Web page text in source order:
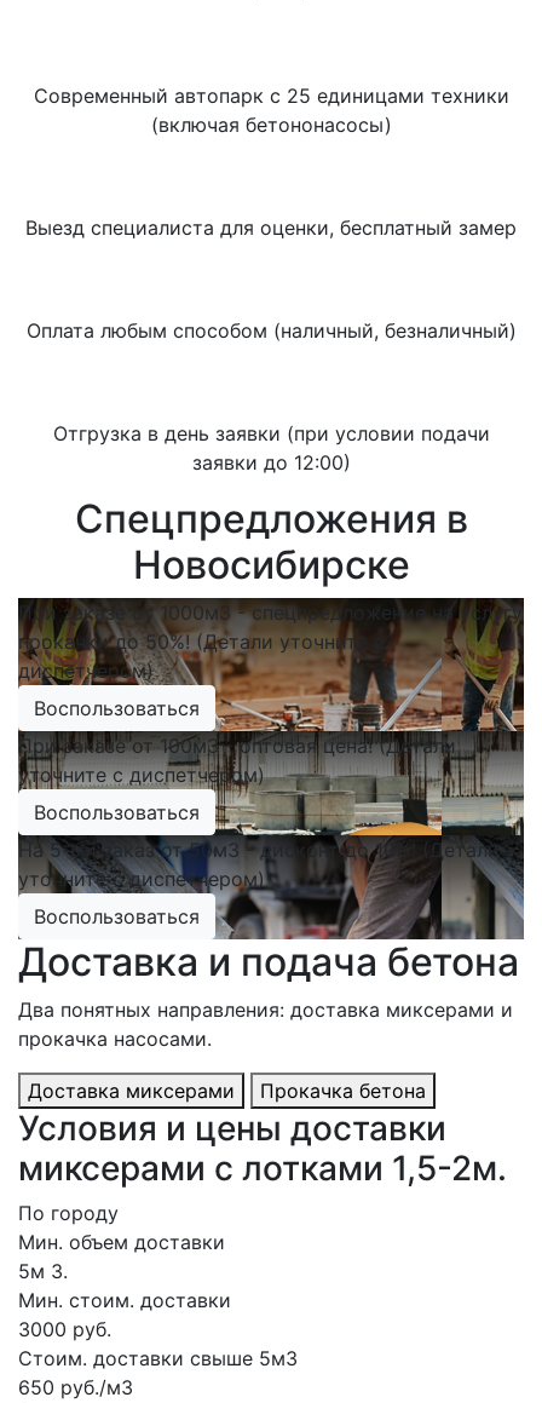
Современный автопарк с 25 единицами техники
(включая бетононасосы)
Выезд специалиста для оценки, бесплатный замер
Оплата любым способом (наличный, безналичный)
Отгрузка в день заявки (при условии подачи
заявки до 12:00)
Спецпредложения в
Новосибирске
При заказе от 1000м3 - спецпредложение на услугу
прокачки до 50%! (Детали уточните с
диспетчером)
Воспользоваться
При заказе от 100м3 - оптовая цена! (Детали
уточните с диспетчером)
Воспользоваться
На 5-ый заказ от 50м3 - дисконт до 10%! (Детали
уточните с диспетчером)
Воспользоваться
Доставка и подача бетона
Два понятных направления: доставка миксерами и
прокачка насосами.
Доставка миксерами Прокачка бетона
Условия и цены доставки
миксерами с лотками 1,5-2м.
По городу
Мин. объем доставки
5м 3.
Мин. стоим. доставки
3000 руб.
Стоим. доставки свыше 5м3
650 руб./м3